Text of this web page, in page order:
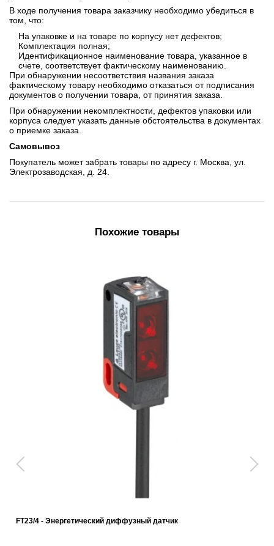
В ходе получения товара заказчику необходимо убедиться в
том, что:
На упаковке и на товаре по корпусу нет дефектов;
Комплектация полная;
Идентификационное наименование товара, указанное в
счете, соответствует фактическому наименованию.
При обнаружении несоответствия названия заказа
фактическому товару необходимо отказаться от подписания
документов о получении товара, от принятия заказа.
При обнаружении некомплектности, дефектов упаковки или
корпуса следует указать данные обстоятельства в документах
о приемке заказа.
Самовывоз
Покупатель может забрать товары по адресу г. Москва, ул.
Электрозаводская, д. 24.
Похожие товары
FT23/4 - Энергетический диффузный датчик